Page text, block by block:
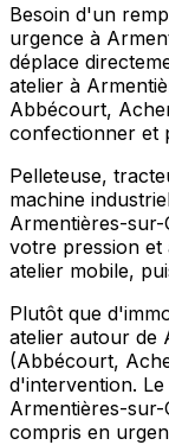
Besoin d'un
urgence à
déplace
atelier à
Abbécourt,
confectionner et
Pelleteuse,
machine
Armentières-
votre pression et
atelier mobile,
Plutôt que
atelier autour de
(Abbécourt,
d'intervention.
Armentières-
compris en